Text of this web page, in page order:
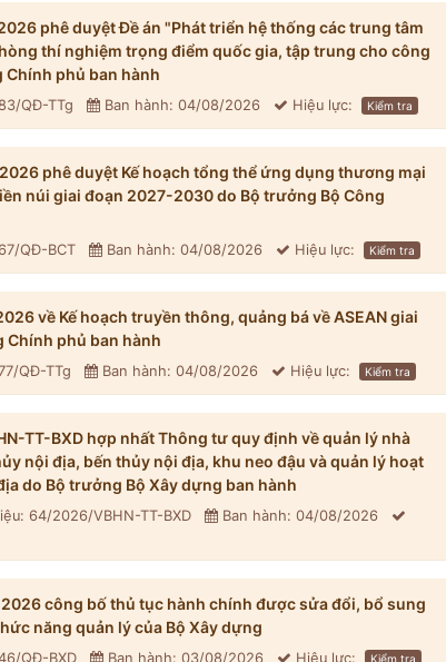
phê duyệt Đề án "Phát triển hệ thống các trung tâm
thí nghiệm trọng điểm quốc gia, tập trung cho công
phủ ban hành
QĐ-TTg Ban hành: 04/08/2026 Hiệu lực: Kiểm tra
phê duyệt Kế hoạch tổng thể ứng dụng thương mại
núi giai đoạn 2027-2030 do Bộ trưởng Bộ Công
QĐ-BCT Ban hành: 04/08/2026 Hiệu lực: Kiểm tra
về Kế hoạch truyền thông, quảng bá về ASEAN giai
phủ ban hành
QĐ-TTg Ban hành: 04/08/2026 Hiệu lực: Kiểm tra
TT-BXD hợp nhất Thông tư quy định về quản lý nhà
nội địa, bến thủy nội địa, khu neo đậu và quản lý hoạt
do Bộ trưởng Bộ Xây dựng ban hành
64/2026/VBHN-TT-BXD
Ban hành: 04/08/2026
công bố thủ tục hành chính được sửa đổi, bổ sung
năng quản lý của Bộ Xây dựng
QĐ-BXD Ban hành: 03/08/2026 Hiệu lực: Kiểm tra